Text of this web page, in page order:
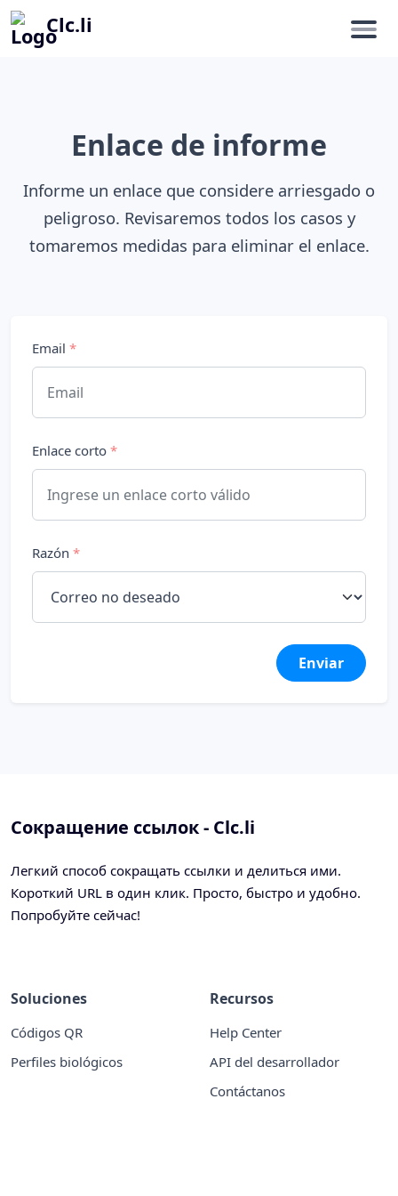
Clc.li
Enlace de informe
Informe un enlace que considere arriesgado o
peligroso. Revisaremos todos los casos y
tomaremos medidas para eliminar el enlace.
Email *
Enlace corto *
Razón *
Enviar
Сокращение ссылок - Clc.li
Легкий способ сокращать ссылки и делиться ими.
Короткий URL в один клик. Просто, быстро и удобно.
Попробуйте сейчас!
Soluciones
Códigos QR
Perfiles biológicos
Recursos
Help Center
API del desarrollador
Contáctanos